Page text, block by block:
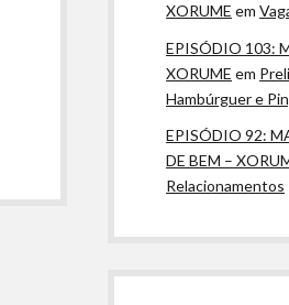
XORUME em
EPISÓDIO 103:
XORUME em
Hambúrguer e
EPISÓDIO 92:
DE BEM –
Relacionamentos